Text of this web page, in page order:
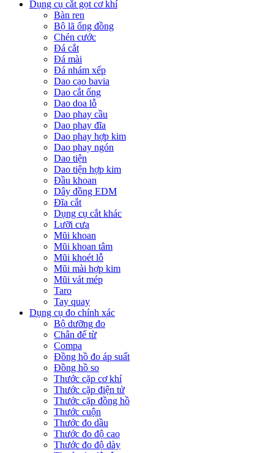
Dụng cụ cắt gọt cơ khí
Bàn ren
Bộ lã ống đồng
Chén cước
Đá cắt
Đá mài
Đá nhám xếp
Dao cạo bavia
Dao cắt ống
Dao doa lỗ
Dao phay cầu
Dao phay đĩa
Dao phay hợp kim
Dao phay ngón
Dao tiện
Dao tiện hợp kim
Đầu khoan
Dây đồng EDM
Đĩa cắt
Dụng cụ cắt khác
Lưỡi cưa
Mũi khoan
Mũi khoan tâm
Mũi khoét lỗ
Mũi mài hợp kim
Mũi vát mép
Taro
Tay quay
Dụng cụ đo chính xác
Bộ dưỡng đo
Chân đế từ
Compa
Đồng hồ đo áp suất
Đồng hồ so
Thước cặp cơ khí
Thước cặp điện tử
Thước cặp đồng hồ
Thước cuộn
Thước đo dầu
Thước đo độ cao
Thước đo độ dày